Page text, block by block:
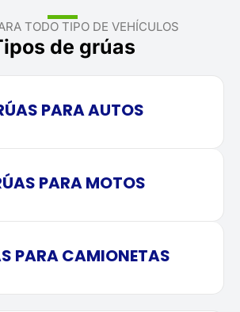
TODO TIPO DE VEHÍCULOS
de grúas
PARA AUTOS
PARA MOTOS
PARA CAMIONETAS